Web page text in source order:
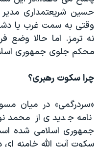
حسین شریعتمداری
وقتی به سمت غرب یا
نه ترمز. اما حالا وضع
محکم جلوی جمهوری
چرا سکوت رهبری؟
«سردرگمی» در میان
نامه جدیدی از محمد
جمهوری اسلامی شده